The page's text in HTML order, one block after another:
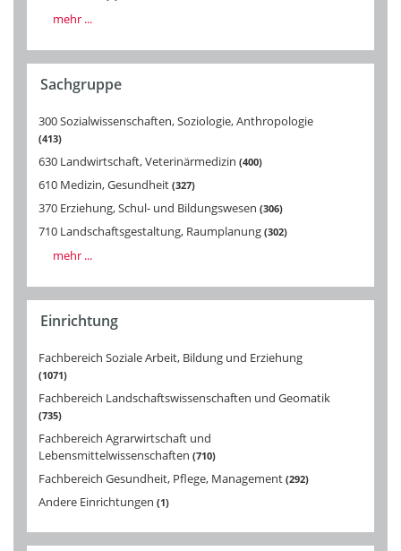
mehr ...
Sachgruppe
300 Sozialwissenschaften, Soziologie, Anthropologie
413
630 Landwirtschaft, Veterinärmedizin 400
610 Medizin, Gesundheit 327
370 Erziehung, Schul- und Bildungswesen 306
710 Landschaftsgestaltung, Raumplanung 302
mehr ...
Einrichtung
Fachbereich Soziale Arbeit, Bildung und Erziehung
1071
Fachbereich Landschaftswissenschaften und Geomatik
735
Fachbereich Agrarwirtschaft und
Lebensmittelwissenschaften 710
Fachbereich Gesundheit, Pflege, Management 292
Andere Einrichtungen 1